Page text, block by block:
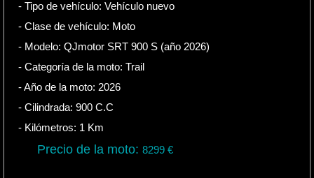
- Tipo de vehículo: Vehículo nuevo
- Clase de vehículo: Moto
- Modelo: QJmotor SRT 900 S (año 2026)
- Categoría de la moto: Trail
- Año de la moto: 2026
- Cilindrada: 900 C.C
- Kilómetros: 1 Km
Precio de la moto: 8299€